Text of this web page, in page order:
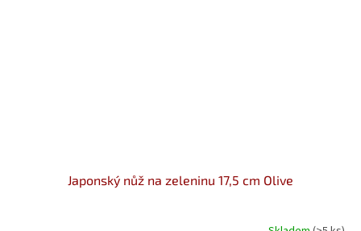
Japonský nůž na zeleninu 17,5 cm Olive